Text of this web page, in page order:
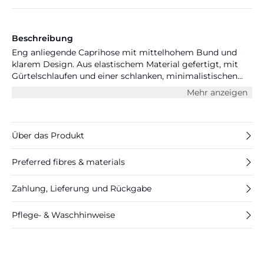
Beschreibung
Eng anliegende Caprihose mit mittelhohem Bund und
klarem Design. Aus elastischem Material gefertigt, mit
Gürtelschlaufen und einer schlanken, minimalistischen
Mehr anzeigen
Über das Produkt
Preferred fibres & materials
Zahlung, Lieferung und Rückgabe
Pflege- & Waschhinweise